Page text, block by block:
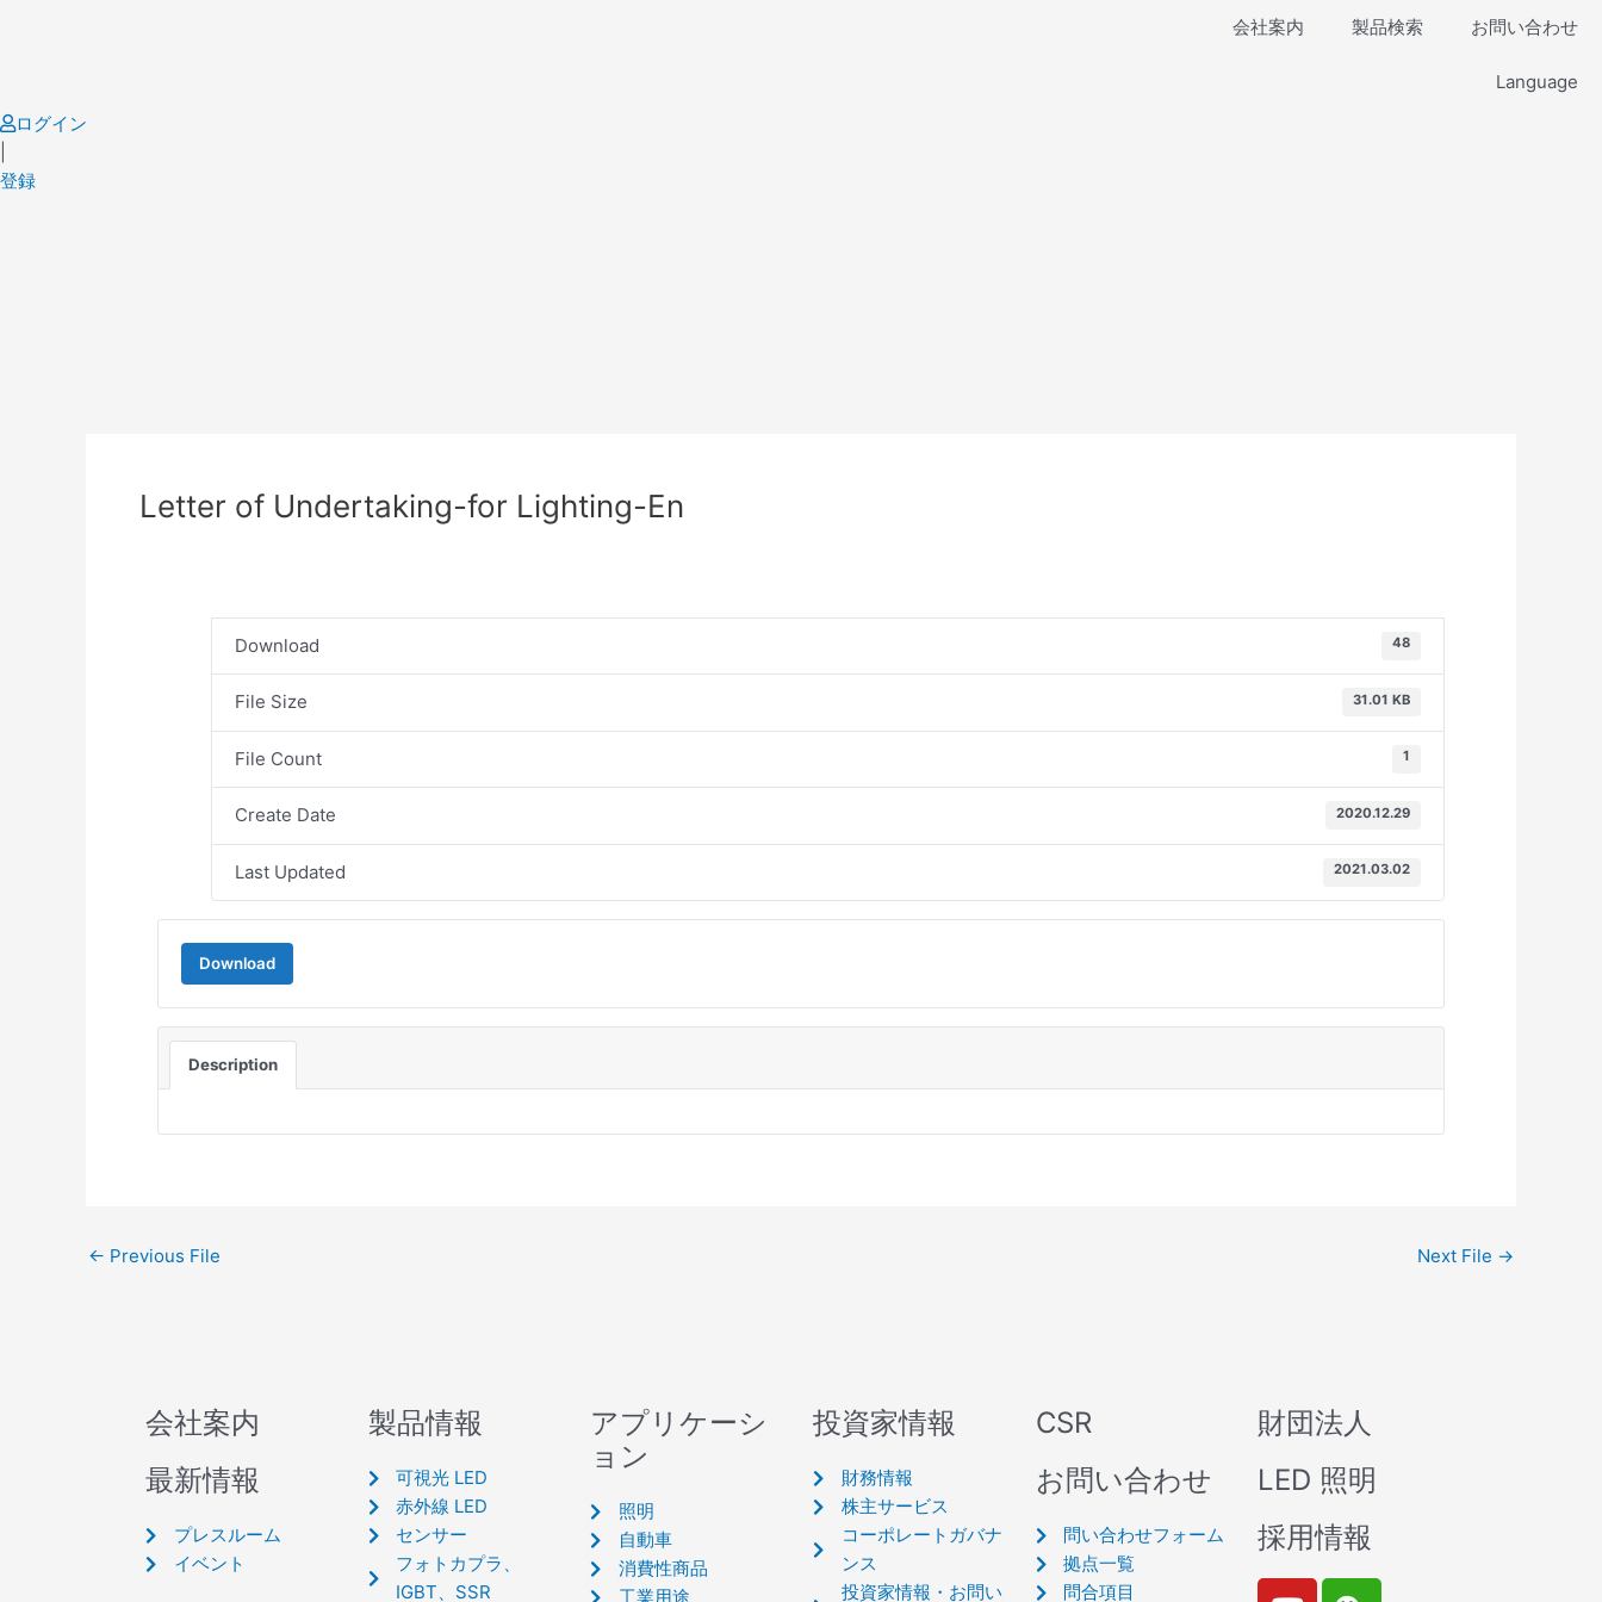
会社案内 製品検索 お問い合わせ
Language
ログイン
登録
Letter of Undertaking-for Lighting-En
Download 48
File Size 31.01 KB
File Count 1
Create Date 2020.12.29
Last Updated 2021.03.02
Download
Description
← Previous File Next File →
会社案内
最新情報
プレスルーム
イベント
製品情報
可視光 LED
赤外線 LED
センサー
フォトカプラ、
IGBT、SSR
アプリケーシ
ョン
照明
自動車
消費性商品
工業用途
投資家情報
財務情報
株主サービス
コーポレートガバナ
ンス
投資家情報・お問い
CSR
お問い合わせ
問い合わせフォーム
拠点一覧
問合項目
財団法人
LED 照明
採用情報
Y W